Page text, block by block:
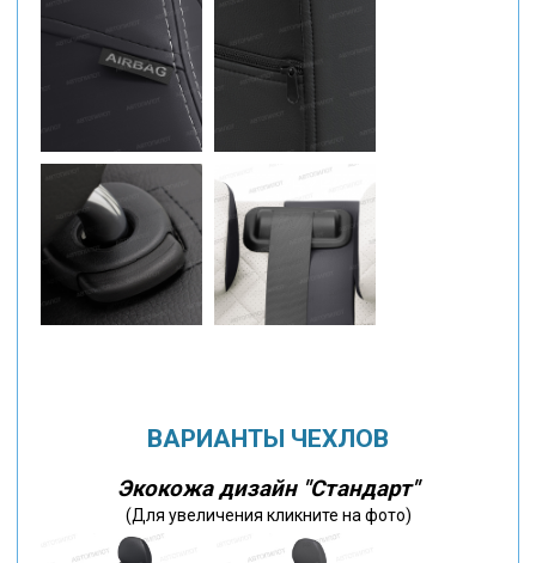
ВАРИАНТЫ ЧЕХЛОВ
Экокожа дизайн "Стандарт"
(Для увеличения кликните на фото)